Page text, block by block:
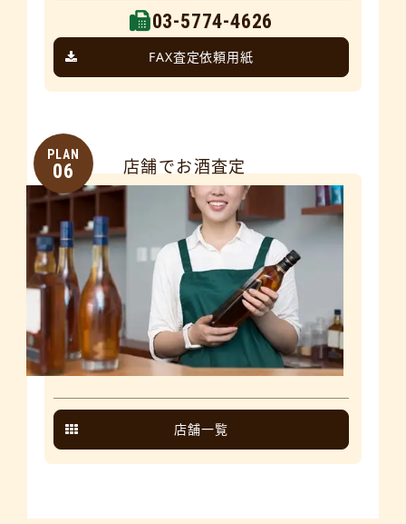
03-5774-4626
FAX査定依頼用紙
PLAN
06 店舗でお酒査定
店舗一覧